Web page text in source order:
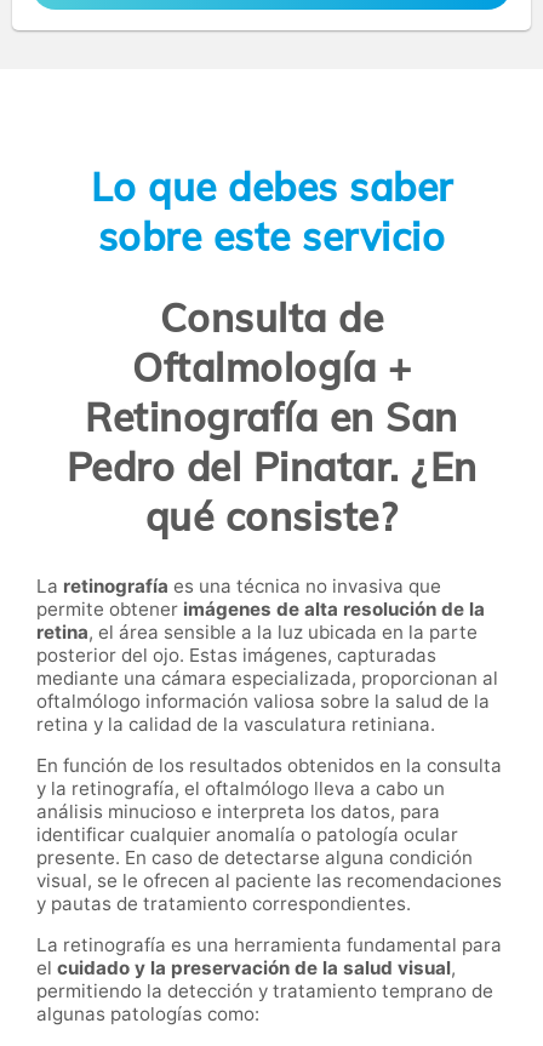
Lo que debes saber
sobre este servicio
Consulta de
Oftalmología +
Retinografía en San
Pedro del Pinatar. ¿En
qué consiste?
La retinografía es una técnica no invasiva que
permite obtener imágenes de alta resolución de la
retina, el área sensible a la luz ubicada en la parte
posterior del ojo. Estas imágenes, capturadas
mediante una cámara especializada, proporcionan al
oftalmólogo información valiosa sobre la salud de la
retina y la calidad de la vasculatura retiniana.
En función de los resultados obtenidos en la consulta
y la retinografía, el oftalmólogo lleva a cabo un
análisis minucioso e interpreta los datos, para
identificar cualquier anomalía o patología ocular
presente. En caso de detectarse alguna condición
visual, se le ofrecen al paciente las recomendaciones
y pautas de tratamiento correspondientes.
La retinografía es una herramienta fundamental para
el cuidado y la preservación de la salud visual,
permitiendo la detección y tratamiento temprano de
algunas patologías como: